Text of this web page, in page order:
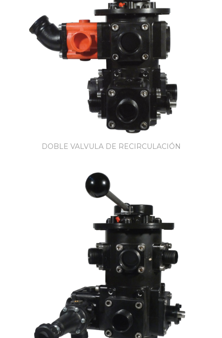
DOBLE VALVULA DE RECIRCULACIÓN